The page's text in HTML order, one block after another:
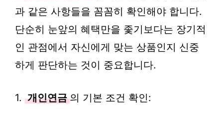
과 같은 사항들을 꼼꼼히 확인해야 합니다.
단순히 눈앞의 혜택만을 좇기보다는 장기적
인 관점에서 자신에게 맞는 상품인지 신중
하게 판단하는 것이 중요합니다.
1. 개인연금 의 기본 조건 확인: